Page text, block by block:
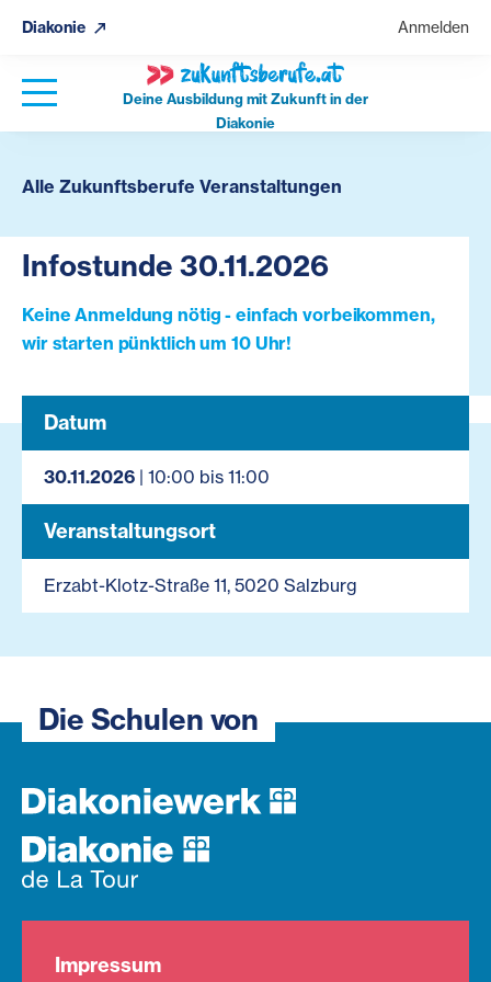
Diakonie Anmelden
Deine Ausbildung mit Zukunft in der
Diakonie
Alle Zukunftsberufe Veranstaltungen
Infostunde 30.11.2026
Keine Anmeldung nötig - einfach vorbeikommen,
wir starten pünktlich um 10 Uhr!
Datum
30.11.2026 | 10:00 bis 11:00
Veranstaltungsort
Erzabt-Klotz-Straße 11, 5020 Salzburg
Die Schulen von
Impressum